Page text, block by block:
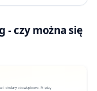
- czy można się
i okulary obowiązkowo. Między